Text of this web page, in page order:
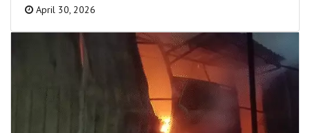
April 30, 2026